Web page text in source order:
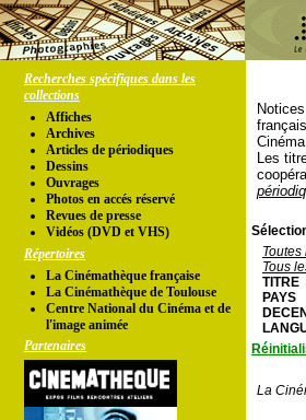
Recherches spécifiques dans les
collections
Affiches
Archives
Articles de périodiques
Dessins
Ouvrages
Photos en accés réservé
Revues de presse
Vidéos (DVD et VHS)
Répertoires
La Cinémathèque française
La Cinémathèque de Toulouse
Centre National du Cinéma et de
l'image animée
Partenaires
Les
Tous
TITRE
PAYS
La